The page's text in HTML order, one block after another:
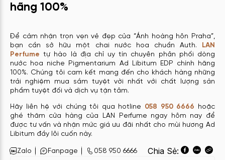
hãng 100%
Để cảm nhận trọn vẹn vẻ đẹp của “Ánh hoàng hôn Praha”,
bạn cần sở hữu một chai nước hoa chuẩn Auth. LAN
Perfume tự hào là địa chỉ uy tín chuyên phân phối dòng
nước hoa niche Pigmentarium Ad Libitum EDP chính hãng
100%. Chúng tôi cam kết mang đến cho khách hàng những
trải nghiệm mua sắm tuyệt vời nhất với chất lượng sản
phẩm tuyệt đối và dịch vụ tận tâm.
Hãy liên hệ với chúng tôi qua hotline 058 950 6666 hoặc
ghé thăm cửa hàng của LAN Perfume ngay hôm nay để
được tư vấn và nhận mức giá ưu đãi nhất cho mùi hương Ad
Libitum đầy lôi cuốn này.
Zalo Fanpage 058 950 6666 Chia Sẻ: